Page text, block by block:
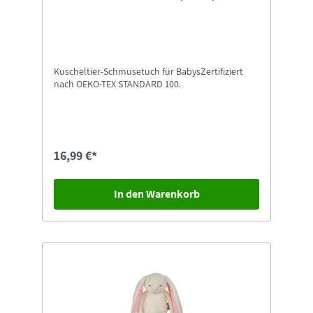
Kuscheltier-Schmusetuch für BabysZertifiziert
nach OEKO-TEX STANDARD 100.
16,99 €*
In den Warenkorb